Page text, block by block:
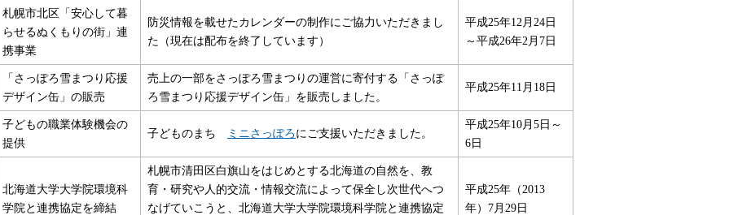
札幌市北区「安心して暮
らせるぬくもりの街」連
携事業
防災情報を載せたカレンダーの制作にご協力いただきまし
た（現在は配布を終了しています）
平成25年12月24日
～平成26年2月7日
「さっぽろ雪まつり応援
デザイン缶」の販売
売上の一部をさっぽろ雪まつりの運営に寄付する「さっぽ
ろ雪まつり応援デザイン缶」を販売しました。
平成25年11月18日
子どもの職業体験機会の
提供
子どものまち ミニさっぽろにご支援いただきました。
平成25年10月5日～
6日
北海道大学大学院環境科
学院と連携協定を締結
札幌市清田区白旗山をはじめとする北海道の自然を、教
育・研究や人的交流・情報交流によって保全し次世代へつ
なげていこうと、北海道大学大学院環境科学院と連携協定
平成25年（2013
年）7月29日